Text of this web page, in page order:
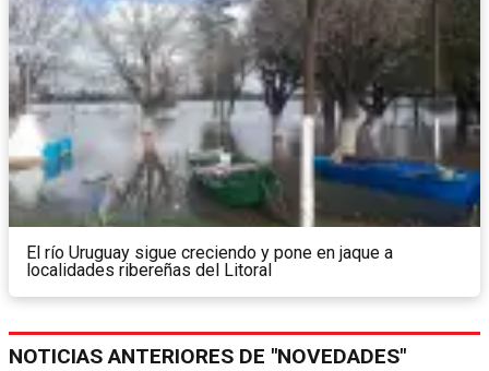
El río Uruguay sigue creciendo y pone en jaque a
localidades ribereñas del Litoral
NOTICIAS ANTERIORES DE "NOVEDADES"